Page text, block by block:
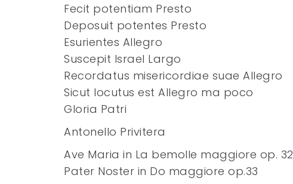
Fecit potentiam Presto
Deposuit potentes Presto
Esurientes Allegro
Suscepit Israel Largo
Recordatus misericordiae suae Allegro
Sicut locutus est Allegro ma poco
Gloria Patri
Antonello Privitera
Ave Maria in La bemolle maggiore op. 32
Pater Noster in Do maggiore op.33